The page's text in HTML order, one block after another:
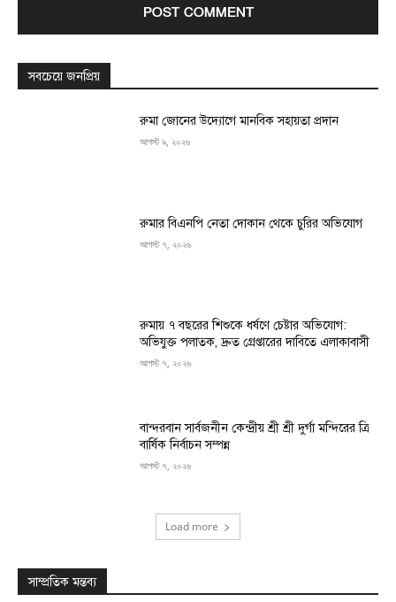
সবচেয়ে জনপ্রিয়
রুমা জোনের উদ্যোগে মানবিক সহায়তা প্রদান
আগস্ট ৯, ২০২৬
রুমার বিএনপি নেতা দোকান থেকে চুরির অভিযোগ
আগস্ট ৭, ২০২৬
রুমায় ৭ বছরের শিশুকে ধর্ষণে চেষ্টার অভিযোগ:
অভিযুক্ত পলাতক, দ্রুত গ্রেপ্তারের দাবিতে এলাকাবাসী
আগস্ট ৭, ২০২৬
বান্দরবান সার্বজনীন কেন্দ্রীয় শ্রী শ্রী দুর্গা মন্দিরের ত্রি
বার্ষিক নির্বাচন সম্পন্ন
আগস্ট ৭, ২০২৬
Load more
সাম্প্রতিক মন্তব্য